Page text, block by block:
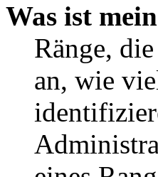
Was ist
Ränge,
an, wie